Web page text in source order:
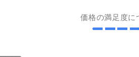
価格の満足度に